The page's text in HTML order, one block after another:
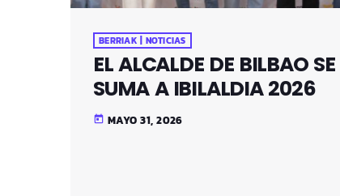
BERRIAK | NOTICIAS
EL ALCALDE DE BILBAO SE
SUMA A IBILALDIA 2026
today MAYO 31, 2026